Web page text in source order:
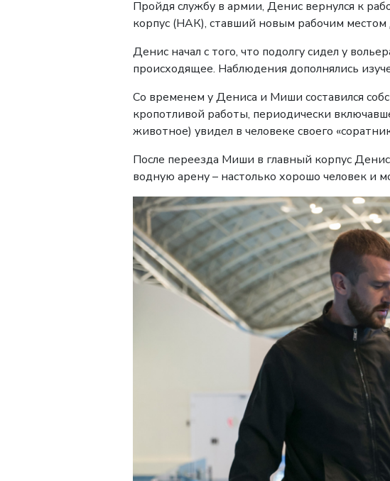
Пройдя службу в армии, Денис вернулся к
корпус (НАК), ставший новым рабочим
Денис начал с того, что подолгу сидел у
происходящее. Наблюдения дополнялись
Со временем у Дениса и Миши составился
кропотливой работы, периодически
животное) увидел в человеке своего
После переезда Миши в главный корпус
водную арену – настолько хорошо человек и